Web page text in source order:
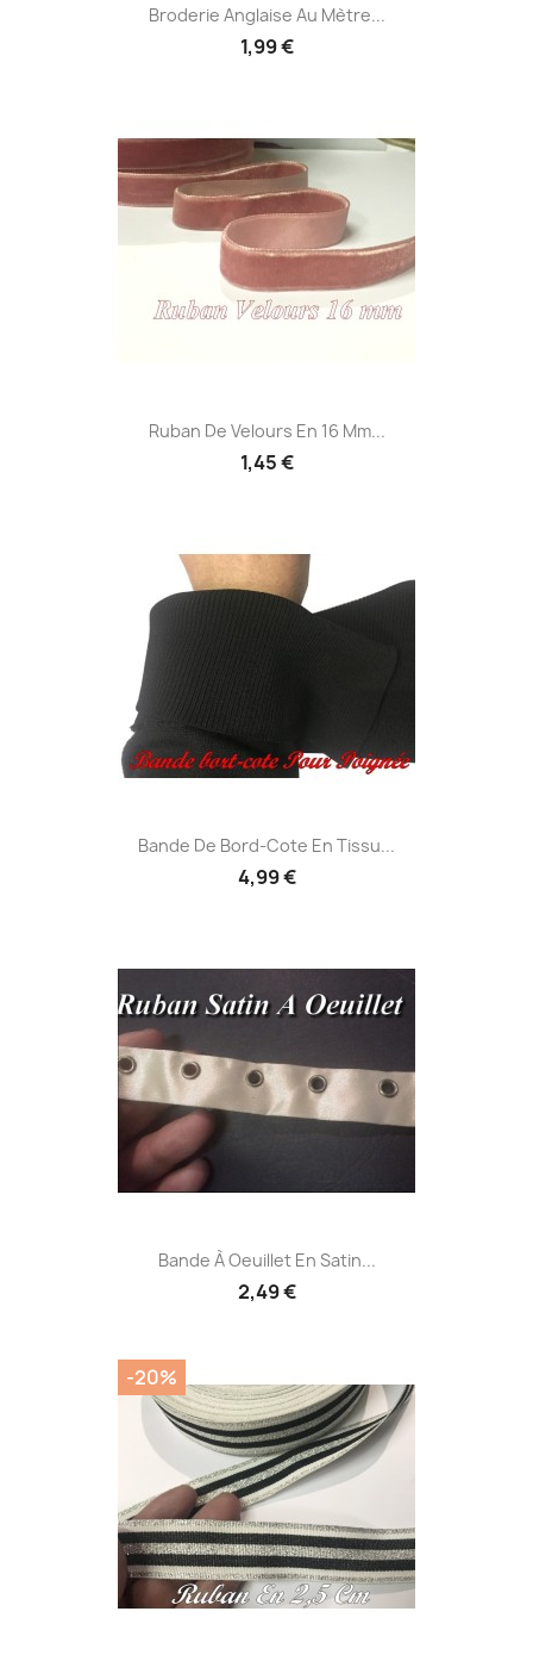
Broderie Anglaise Au Mètre...
1,99 €
Ruban De Velours En 16 Mm...
1,45 €
Bande De Bord-Cote En Tissu...
4,99 €
Bande À Oeuillet En Satin...
2,49 €
-20%